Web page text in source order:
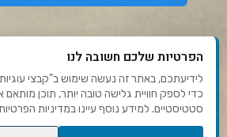
תנאי שימוש ומדיניות
פנו אלינו
הפרטיות שלכם חשובה לנו
כדי לספק חוויית גלישה טובה יותר, תוכן מותאם
סטטיסטיים. למידע נוסף עיינו במדיניות